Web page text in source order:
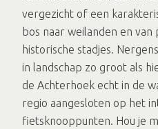
vergezicht of een
bos naar weilanden en
historische stadjes.
in landschap zo groot als
de Achterhoek echt in de
regio aangesloten op het
fietsknooppunten. Hou je